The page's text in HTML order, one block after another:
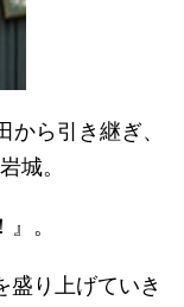
ら引き継ぎ、
城。
。
盛り上げていき